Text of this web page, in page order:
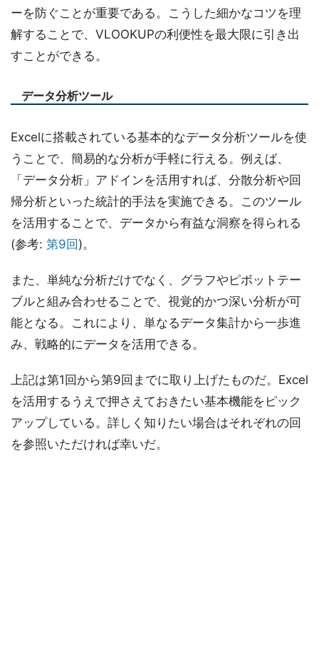
ーを防ぐことが重要である。こうした細かなコツを理
解することで、VLOOKUPの利便性を最大限に引き出
すことができる。
データ分析ツール
Excelに搭載されている基本的なデータ分析ツールを使
うことで、簡易的な分析が手軽に行える。例えば、
「データ分析」アドインを活用すれば、分散分析や回
帰分析といった統計的手法を実施できる。このツール
を活用することで、データから有益な洞察を得られる
(参考: 第9回 )。
また、単純な分析だけでなく、グラフやピボットテー
ブルと組み合わせることで、視覚的かつ深い分析が可
能となる。これにより、単なるデータ集計から一歩進
み、戦略的にデータを活用できる。
上記は第1回から第9回までに取り上げたものだ。Excel
を活用するうえで押さえておきたい基本機能をピック
アップしている。詳しく知りたい場合はそれぞれの回
を参照いただければ幸いだ。